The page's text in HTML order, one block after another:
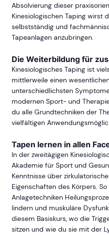
Absolvierung dieser
Kinesiologischen Taping wirst
selbstständig und
Tapeanlagen anzubringen.
Die Weiterbildung für
Kinesiologisches Taping ist
mittlerweile einen
unterschiedlichsten
modernen Sport- und
du alle Grundtechniken der
vielfältigen
Tapen lernen in allen
In der zweitägigen
Akademie für Sport und
Kenntnisse über
Eigenschaften des Körpers.
Anlagetechniken
lindern und muskuläre
diesem Basiskurs, wo die
sitzen und wie du sie mit der